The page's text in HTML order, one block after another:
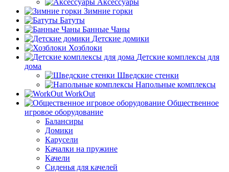
Аксессуары
Зимние горки
Батуты
Банные Чаны
Детские домики
Хозблоки
Детские комплексы для
дома
Шведские стенки
Напольные комплексы
WorkOut
Общественное
игровое оборудование
Балансиры
Домики
Карусели
Качалки на пружине
Качели
Сиденья для качелей